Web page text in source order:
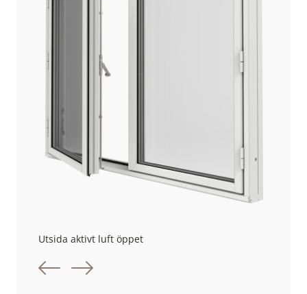
Föregående bild
Nästa bild
Utsida aktivt luft öppet